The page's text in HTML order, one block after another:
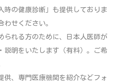
時の健康診断」も提供しておりま
わせください。
られる方のために、日本人医師が
説明をいたします（有料）。ご希
供、専門医療機関を紹介などフォ